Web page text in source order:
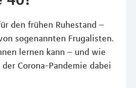
den frühen Ruhestand –
sogenannten Frugalisten.
lernen kann – und wie
Corona-Pandemie dabei